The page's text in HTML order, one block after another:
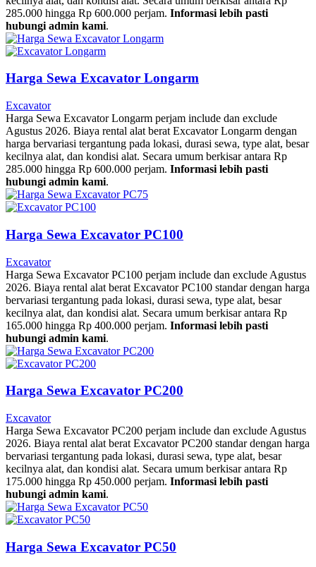
285.000 hingga Rp 600.000 perjam. Informasi lebih pasti
hubungi admin kami.
Harga Sewa Excavator Longarm
Excavator
Harga Sewa Excavator Longarm perjam include dan exclude
Agustus 2026. Biaya rental alat berat Excavator Longarm dengan
harga bervariasi tergantung pada lokasi, durasi sewa, type alat, besar
kecilnya alat, dan kondisi alat. Secara umum berkisar antara Rp
285.000 hingga Rp 600.000 perjam. Informasi lebih pasti
hubungi admin kami.
Harga Sewa Excavator PC100
Excavator
Harga Sewa Excavator PC100 perjam include dan exclude Agustus
2026. Biaya rental alat berat Excavator PC100 standar dengan harga
bervariasi tergantung pada lokasi, durasi sewa, type alat, besar
kecilnya alat, dan kondisi alat. Secara umum berkisar antara Rp
165.000 hingga Rp 400.000 perjam. Informasi lebih pasti
hubungi admin kami.
Harga Sewa Excavator PC200
Excavator
Harga Sewa Excavator PC200 perjam include dan exclude Agustus
2026. Biaya rental alat berat Excavator PC200 standar dengan harga
bervariasi tergantung pada lokasi, durasi sewa, type alat, besar
kecilnya alat, dan kondisi alat. Secara umum berkisar antara Rp
175.000 hingga Rp 450.000 perjam. Informasi lebih pasti
hubungi admin kami.
Harga Sewa Excavator PC50